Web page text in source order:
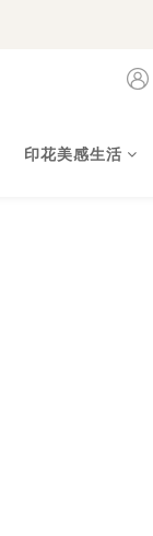
印花美感生活